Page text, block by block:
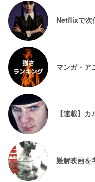
Netflixで次
マンガ・ア
【連載】
難解映画を